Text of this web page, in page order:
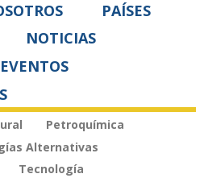
PAÍSES
NOTICIAS
EVENTOS
Petroquímica
Alternativas
Tecnología